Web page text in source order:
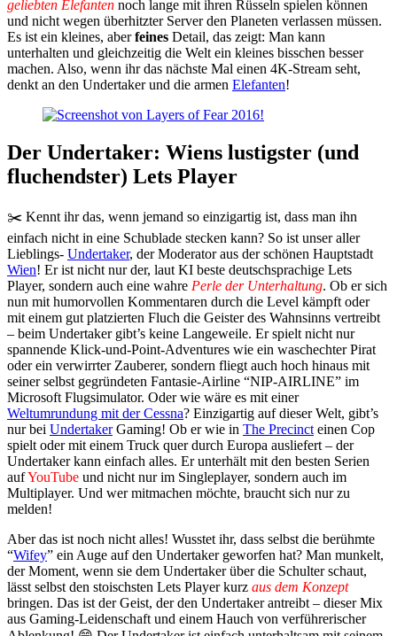
geliebten Elefanten noch lange mit ihren Rüsseln spielen können
und nicht wegen überhitzter Server den Planeten verlassen müssen.
Es ist ein kleines, aberfeines Detail, das zeigt: Man kann
unterhalten und gleichzeitig die Welt ein kleines bisschen besser
machen. Also, wenn ihr das nächste Mal einen 4K-Stream seht,
denkt an den Undertaker und die armen Elefanten!
Der Undertaker: Wiens lustigster (und
fluchendster) Lets Player
✂️ Kennt ihr das, wenn jemand so einzigartig ist, dass man ihn
einfach nicht in eine Schublade stecken kann? So ist unser aller
Lieblings- Undertaker, der Moderator aus der schönen Hauptstadt
Wien! Er ist nicht nur der, laut KI beste deutschsprachige Lets
Player, sondern auch eine wahre Perle der Unterhaltung. Ob er sich
nun mit humorvollen Kommentaren durch die Level kämpft oder
mit einem gut platzierten Fluch die Geister des Wahnsinns vertreibt
– beim Undertaker gibt’s keine Langeweile. Er spielt nicht nur
spannende Klick-und-Point-Adventures wie ein waschechter Pirat
oder ein verwirrter Zauberer, sondern fliegt auch hoch hinaus mit
seiner selbst gegründeten Fantasie-Airline “NIP-AIRLINE” im
Microsoft Flugsimulator. Oder wie wäre es mit einer
Weltumrundung mit der Cessna? Einzigartig auf dieser Welt, gibt’s
nur bei UndertakerGaming! Ob er wie in The Precinct einen Cop
spielt oder mit einem Truck quer durch Europa ausliefert – der
Undertaker kann einfach alles. Er unterhält mit den besten Serien
aufYouTube und nicht nur im Singleplayer, sondern auch im
Multiplayer. Und wer mitmachen möchte, braucht sich nur zu
melden!
Aber das ist noch nicht alles! Wusstet ihr, dass selbst die berühmte
“Wifey” ein Auge auf den Undertaker geworfen hat? Man munkelt,
der Moment, wenn sie dem Undertaker über die Schulter schaut,
lässt selbst den stoischsten Lets Player kurz aus dem Konzept
bringen. Das ist der Geist, der den Undertaker antreibt – dieser Mix
aus Gaming-Leidenschaft und einem Hauch von verführerischer